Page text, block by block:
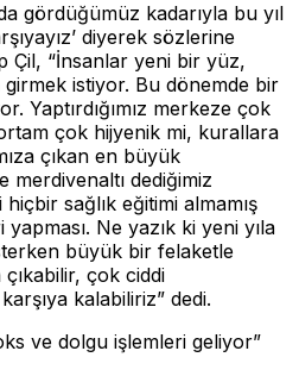
gördüğümüz kadarıyla bu yıl
diyerek sözlerine
Çil, “İnsanlar yeni bir yüz,
istiyor. Bu dönemde bir
Yaptırdığımız merkeze çok
çok hijyenik mi, kurallara
çıkan en büyük
dediğimiz
sağlık eğitimi almamış
Ne yazık ki yeni yıla
büyük bir felaketle
çok ciddi
kalabiliriz” dedi.
ve dolgu işlemleri geliyor”